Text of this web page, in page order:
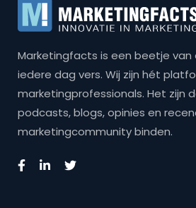
Marketingfacts is een beetje van
iedere dag vers. Wij zijn hét
marketingprofessionals. Het zijn
podcasts, blogs, opinies en
marketingcommunity binden.